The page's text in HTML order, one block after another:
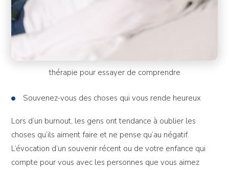
thérapie pour essayer de comprendre
Souvenez-vous des choses qui vous rende heureux
Lors d’un burnout, les gens ont tendance à oublier les
choses qu’ils aiment faire et ne pense qu’au négatif.
L’évocation d’un souvenir récent ou de votre enfance qui
compte pour vous avec les personnes que vous aimez